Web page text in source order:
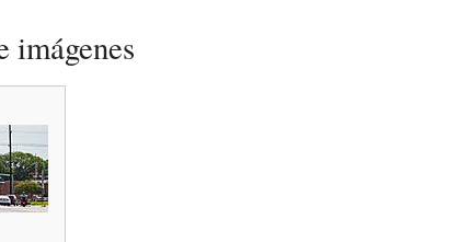
imágenes